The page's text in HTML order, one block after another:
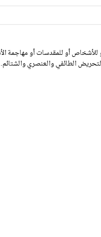
للأشخاص أو للمقدسات أو مهاجمة
الطائفي والعنصري والشتائم.